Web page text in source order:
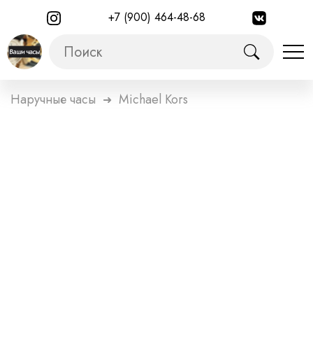
+7 (900) 464-48-68
Наручные часы ➜ Michael Kors